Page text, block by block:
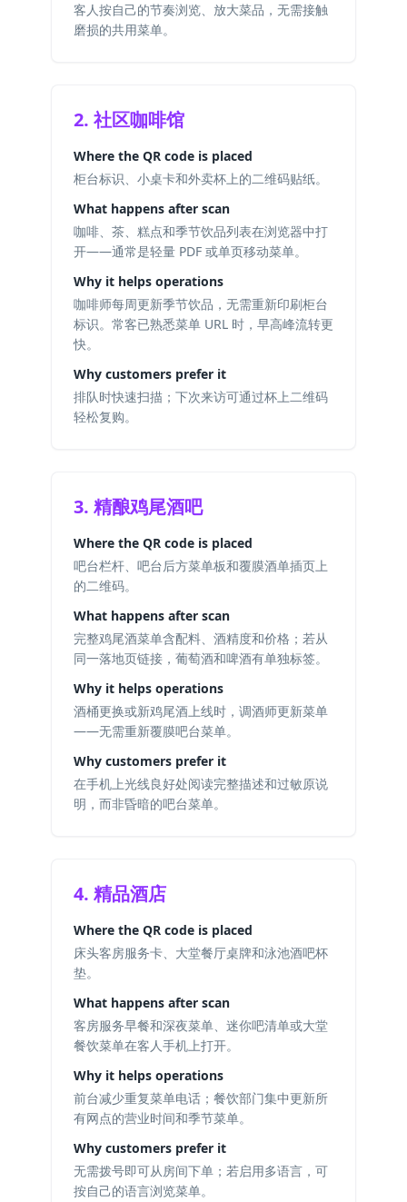
客人按自己的节奏浏览、放大菜品，无需接触
磨损的共用菜单。
2. 社区咖啡馆
Where the QR code is placed
柜台标识、小桌卡和外卖杯上的二维码贴纸。
What happens after scan
咖啡、茶、糕点和季节饮品列表在浏览器中打
开——通常是轻量 PDF 或单页移动菜单。
Why it helps operations
咖啡师每周更新季节饮品，无需重新印刷柜台
标识。常客已熟悉菜单 URL 时，早高峰流转更
快。
Why customers prefer it
排队时快速扫描；下次来访可通过杯上二维码
轻松复购。
3. 精酿鸡尾酒吧
Where the QR code is placed
吧台栏杆、吧台后方菜单板和覆膜酒单插页上
的二维码。
What happens after scan
完整鸡尾酒菜单含配料、酒精度和价格；若从
同一落地页链接，葡萄酒和啤酒有单独标签。
Why it helps operations
酒桶更换或新鸡尾酒上线时，调酒师更新菜单
——无需重新覆膜吧台菜单。
Why customers prefer it
在手机上光线良好处阅读完整描述和过敏原说
明，而非昏暗的吧台菜单。
4. 精品酒店
Where the QR code is placed
床头客房服务卡、大堂餐厅桌牌和泳池酒吧杯
垫。
What happens after scan
客房服务早餐和深夜菜单、迷你吧清单或大堂
餐饮菜单在客人手机上打开。
Why it helps operations
前台减少重复菜单电话；餐饮部门集中更新所
有网点的营业时间和季节菜单。
Why customers prefer it
无需拨号即可从房间下单；若启用多语言，可
按自己的语言浏览菜单。